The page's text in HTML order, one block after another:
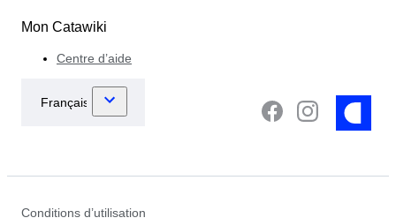
Mon Catawiki
Centre d’aide
Conditions d’utilisation